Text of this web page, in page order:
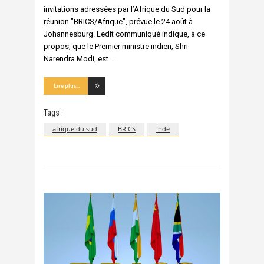
invitations adressées par l’Afrique du Sud pour la
réunion "BRICS/Afrique", prévue le 24 août à
Johannesburg. Ledit communiqué indique, à ce
propos, que le Premier ministre indien, Shri
Narendra Modi, est
Lire plus...
Tags :
afrique du sud BRICS Inde